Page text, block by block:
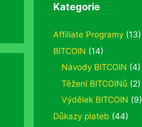
Kategorie
Affiliate Programy (13)
BITCOIN (14)
Návody BITCOIN (4)
Těžení BITCOINů (2)
Výdělek BITCOIN (9)
Důkazy plateb (44)